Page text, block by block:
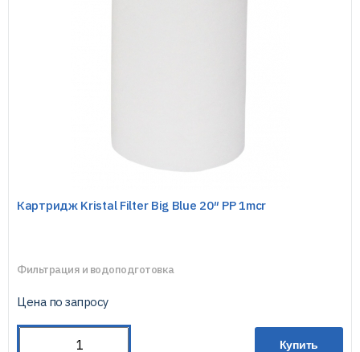
Картридж Kristal Filter Big Blue 20″ PP 1mcr
Фильтрация и водоподготовка
Цена по запросу
Купить